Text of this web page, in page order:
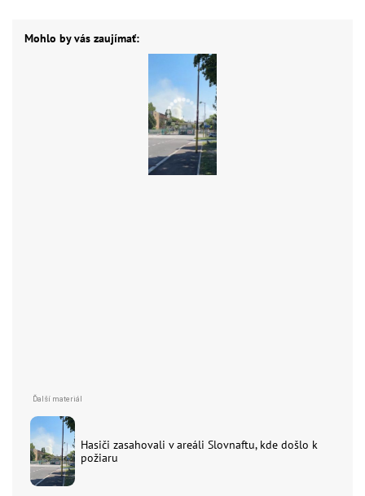
Mohlo by vás zaujímať:
Hasiči zasahovali v areáli Slovnaftu, kde došlo k
požiaru